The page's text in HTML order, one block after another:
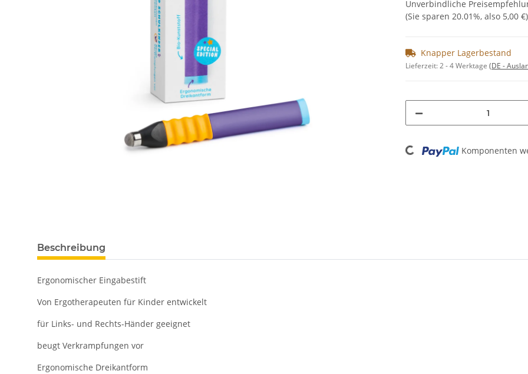
Unverbindliche
(Sie sparen 20.01%, also 5,00 €)
Knapper Lagerbestand
Lieferzeit:2 - 4 Werktage (DE -
Loading... Komponenten
Beschreibung
Ergonomischer Eingabestift
Von Ergotherapeuten für Kinder entwickelt
für Links- und Rechts-Händer geeignet
beugt Verkrampfungen vor
Ergonomische Dreikantform